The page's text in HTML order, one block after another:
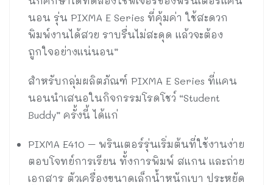
นอน รุ่น PIXMA E Series ที่คุ้มค่า ใช้สะดวก
พิมพ์งานได้สวย ราบรื่นไม่สะดุด แล้วจะต้อง
ถูกใจอย่างแน่นอน”
สำหรับกลุ่มผลิตภัณฑ์ PIXMA E Series ที่แคน
นอนนำเสนอในกิจกรรมโรดโชว์ “Student
Buddy” ครั้งนี้ ได้แก่
PIXMA E410 – พรินเตอร์รุ่นเริ่มต้นที่ใช้งานง่าย
ตอบโจทย์การเรียน ทั้งการพิมพ์ สแกน และถ่าย
เอกสาร ตัวเครื่องขนาดเล็กน้ำหนักเบา ประหยัด